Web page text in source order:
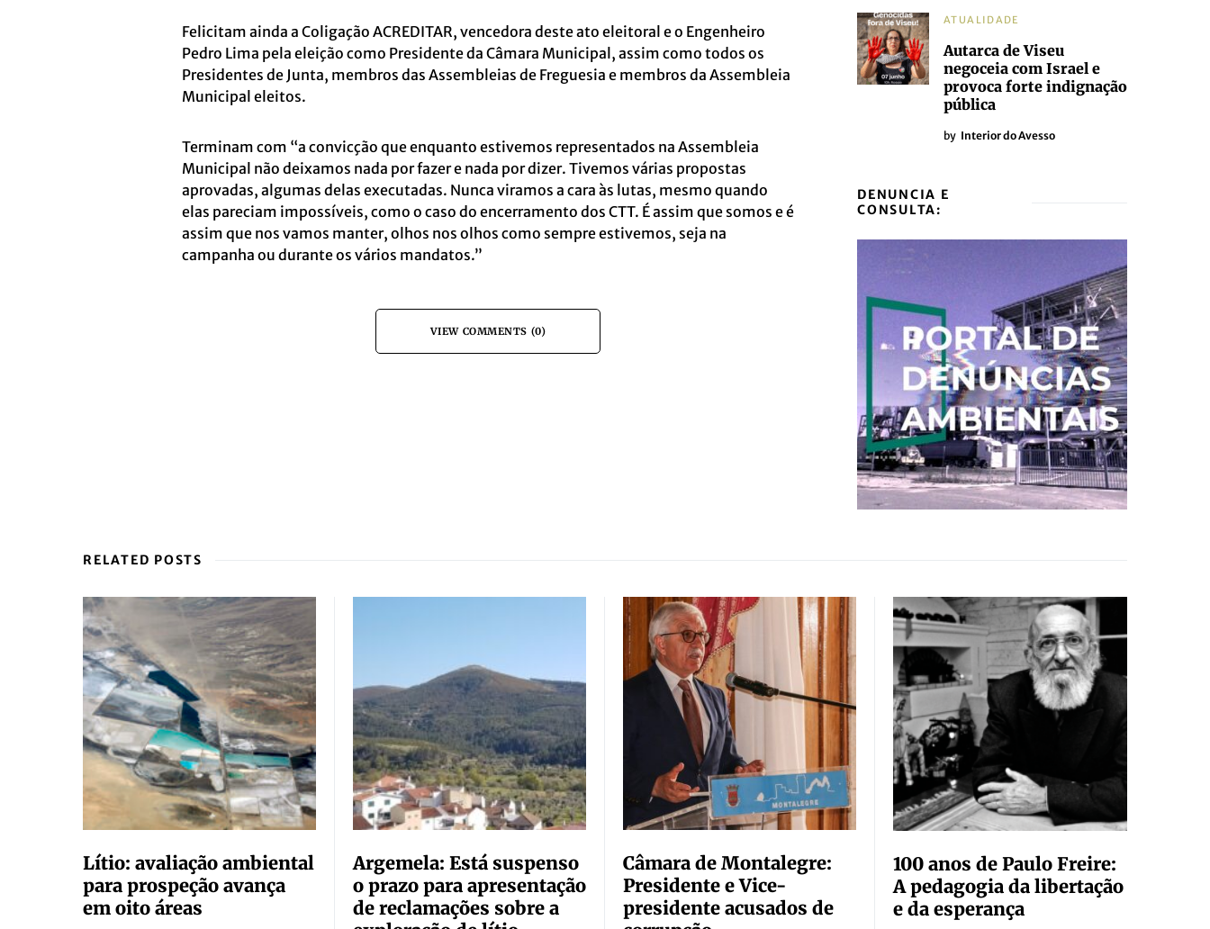
Felicitam ainda a Coligação ACREDITAR, vencedora deste ato eleitoral e o Engenheiro
Pedro Lima pela eleição como Presidente da Câmara Municipal, assim como todos os
Presidentes de Junta, membros das Assembleias de Freguesia e membros da Assembleia
Municipal eleitos.
Terminam com “a convicção que enquanto estivemos representados na Assembleia
Municipal não deixamos nada por fazer e nada por dizer. Tivemos várias propostas
aprovadas, algumas delas executadas. Nunca viramos a cara às lutas, mesmo quando
elas pareciam impossíveis, como o caso do encerramento dos CTT. É assim que somos e é
assim que nos vamos manter, olhos nos olhos como sempre estivemos, seja na
campanha ou durante os vários mandatos.”
VIEW COMMENTS (0)
ATUALIDADE
Autarca de Viseu
negoceia com Israel e
provoca forte indignação
pública
by Interior do Avesso
DENUNCIA E
CONSULTA:
RELATED POSTS
Lítio: avaliação ambiental
para prospeção avança
em oito áreas
Argemela: Está suspenso
o prazo para apresentação
de reclamações sobre a
Câmara de Montalegre:
Presidente e Vice-
presidente acusados de
100 anos de Paulo Freire:
A pedagogia da libertação
e da esperança